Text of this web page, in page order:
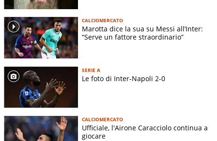
CALCIOMERCATO
Marotta dice la sua su Messi all’Inter:
“Serve un fattore straordinario”
SERIE A
Le foto di Inter-Napoli 2-0
CALCIOMERCATO
Ufficiale, l'Airone Caracciolo continua a
giocare